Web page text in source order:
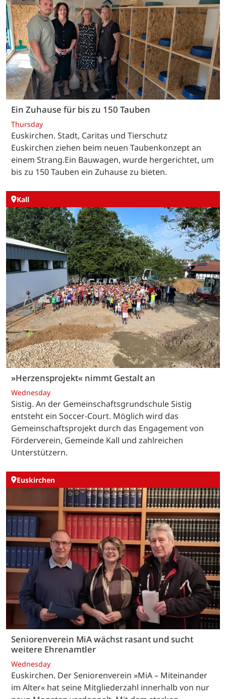
Ein Zuhause für bis zu 150 Tauben
Thursday
Euskirchen. Stadt, Caritas und Tierschutz
Euskirchen ziehen beim neuen Taubenkonzept an
einem Strang.Ein Bauwagen, wurde hergerichtet, um
bis zu 150 Tauben ein Zuhause zu bieten.
Kall
»Herzensprojekt« nimmt Gestalt an
Wednesday
Sistig. An der Gemeinschaftsgrundschule Sistig
entsteht ein Soccer-Court. Möglich wird das
Gemeinschaftsprojekt durch das Engagement von
Förderverein, Gemeinde Kall und zahlreichen
Unterstützern.
Euskirchen
Seniorenverein MiA wächst rasant und sucht
weitere Ehrenamtler
Wednesday
Euskirchen. Der Seniorenverein »MiA – Miteinander
im Alter« hat seine Mitgliederzahl innerhalb von nur